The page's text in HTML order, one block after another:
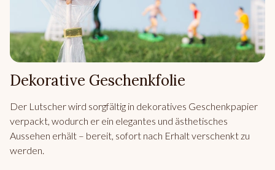
Dekorative Geschenkfolie
Der Lutscher wird sorgfältig in dekoratives Geschenkpapier
verpackt, wodurch er ein elegantes und ästhetisches
Aussehen erhält – bereit, sofort nach Erhalt verschenkt zu
werden.